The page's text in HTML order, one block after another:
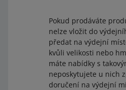
Pokud prodáváte
nelze vložit do
předat na výdejní
kvůli velikosti nebo
máte nabídky s
neposkytujete u nich
doručení na výdejní